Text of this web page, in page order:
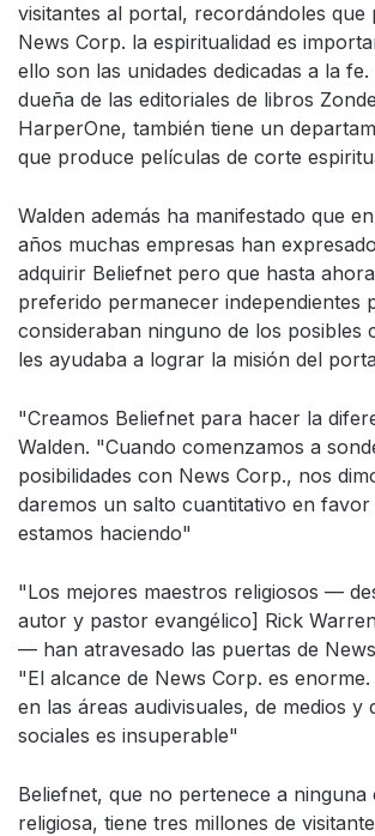
visitantes al portal, recordándoles que
News Corp. la espiritualidad es
ello son las unidades dedicadas a la
dueña de las editoriales de libros
HarperOne, también tiene un
que produce películas de corte
Walden además ha manifestado que
años muchas empresas han
adquirir Beliefnet pero que hasta
preferido permanecer independientes
consideraban ninguno de los posibles
les ayudaba a lograr la misión del
"Creamos Beliefnet para hacer la
Walden. "Cuando comenzamos a
posibilidades con News Corp., nos
daremos un salto cuantitativo en favor
estamos haciendo"
"Los mejores maestros religiosos —
autor y pastor evangélico] Rick
— han atravesado las puertas de
"El alcance de News Corp. es
en las áreas audivisuales, de medios y
sociales es insuperable"
Beliefnet, que no pertenece a ninguna
religiosa, tiene tres millones de